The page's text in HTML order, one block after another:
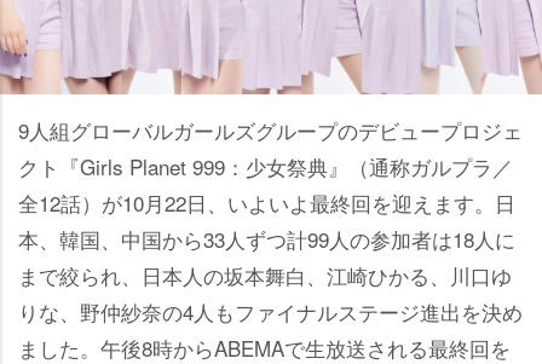
9人組グローバルガールズグループのデビュープロジェ
クト『Girls Planet 999：少女祭典』（通称ガルプラ／
全12話）が10月22日、いよいよ最終回を迎えます。日
本、韓国、中国から33人ずつ計99人の参加者は18人に
まで絞られ、日本人の坂本舞白、江崎ひかる、川口ゆ
りな、野仲紗奈の4人もファイナルステージ進出を決め
ました。午後8時からABEMAで生放送される最終回を